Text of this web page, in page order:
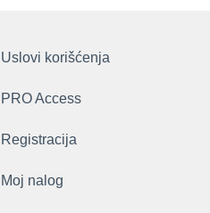
Uslovi korišćenja
PRO Access
Registracija
Moj nalog